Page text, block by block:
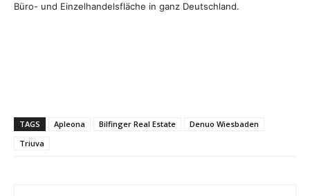
Büro- und Einzelhandelsfläche in ganz Deutschland.
TAGS Apleona Bilfinger Real Estate
Denuo Wiesbaden
Triuva